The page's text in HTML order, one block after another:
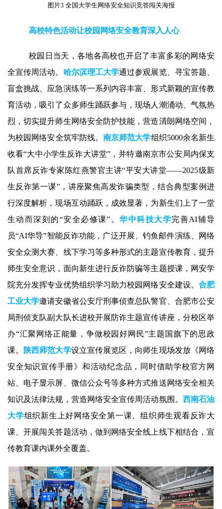
图片3 全国大学生网络安全知识竞答闯关海报
高校特色活动让校园网络安全教育深入人心
校园日当天，各地各高校也开启了丰富多彩的网络安
全宣传周活动。 哈尔滨理工大学通过参观展览、寻宝答题、
盲盒挑战、应急演练等一系列内容丰富、形式新颖的宣传教
育活动，吸引了众多师生踊跃参与，现场人潮涌动、气氛热
烈，切实提升师生网络安全防护技能，营造清朗网络空间，
为校园网络安全筑牢防线。 南京师范大学组织5000余名新生
收看“大中小学生反诈大讲堂”，并特邀南京市公安局内保支
队首席反诈专家陈红燕警官主讲“平安大讲堂——2025级新
生反诈第一课”，讲座聚焦高发诈骗类型，结合典型案例进
行深度解析，现场互动踊跃，成效显著，为新生们上了一堂
生动而深刻的“安全必修课”。华中科技大学完善AI辅导
员“AI华导”智能反诈功能，广泛开展、钓鱼邮件演练、网络
安全众测大赛、线下学习等多种形式的主题宣传教育，提升
师生安全意识，面向新生进行反诈防骗等主题授课，网安学
院充分发挥专业优势组织学习助力校园网络安全建设。 合肥
工业大学邀请安徽省公安厅刑事侦查总队警官、合肥市公安
局刑侦支队副大队长进校开展防诈主题宣传讲座，分校区举
办“汇聚网络正能量，争做校园好网民”主题国旗下的思政
课。
陕西师范大学设立宣传展览区，向师生现场发放《网络
安全知识宣传手册》和活动纪念品，同时借助学校官方网
站、电子显示屏、微信公众号等多种方式推送网络安全相关
知识及法律法规，营造网络安全宣传周活动氛围。 西南石油
大学组织新生上好网络安全第一课、组织师生观看反诈大
课、开展闯关答题活动，做到网络安全线上线下相结合，宣
传教育课内课外全覆盖。